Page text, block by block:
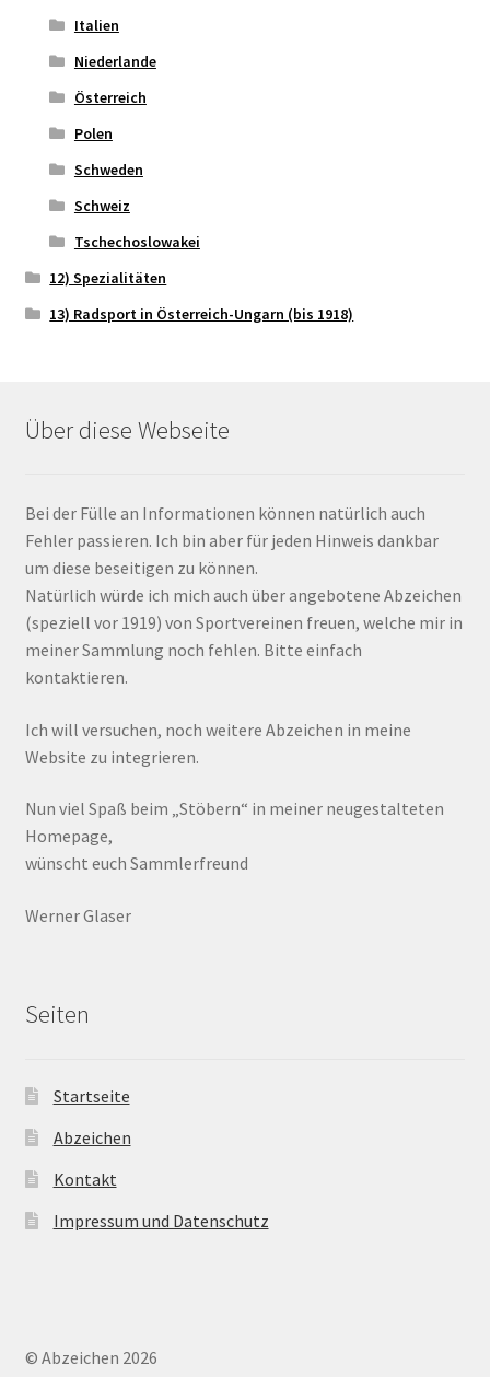
Italien
Niederlande
Österreich
Polen
Schweden
Schweiz
Tschechoslowakei
12) Spezialitäten
13) Radsport in Österreich-Ungarn (bis 1918)
Über diese Webseite
Bei der Fülle an Informationen können natürlich auch
Fehler passieren. Ich bin aber für jeden Hinweis dankbar
um diese beseitigen zu können.
Natürlich würde ich mich auch über angebotene Abzeichen
(speziell vor 1919) von Sportvereinen freuen, welche mir in
meiner Sammlung noch fehlen. Bitte einfach
kontaktieren.
Ich will versuchen, noch weitere Abzeichen in meine
Website zu integrieren.
Nun viel Spaß beim „Stöbern“ in meiner neugestalteten
Homepage,
wünscht euch Sammlerfreund
Werner Glaser
Seiten
Startseite
Abzeichen
Kontakt
Impressum und Datenschutz
© Abzeichen 2026